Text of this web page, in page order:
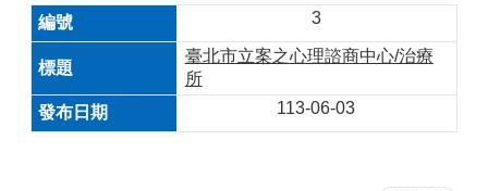
3
臺北市立案之心理諮商中心/治療
所
113-06-03